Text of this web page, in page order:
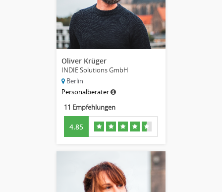
Oliver Krüger
INDIE Solutions GmbH
Berlin
Personalberater
11 Empfehlungen
4.85